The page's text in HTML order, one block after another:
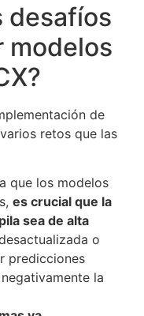
desafíos
modelos
de
retos que las
que los modelos
es crucial que la
sea de alta
o
predicciones
la